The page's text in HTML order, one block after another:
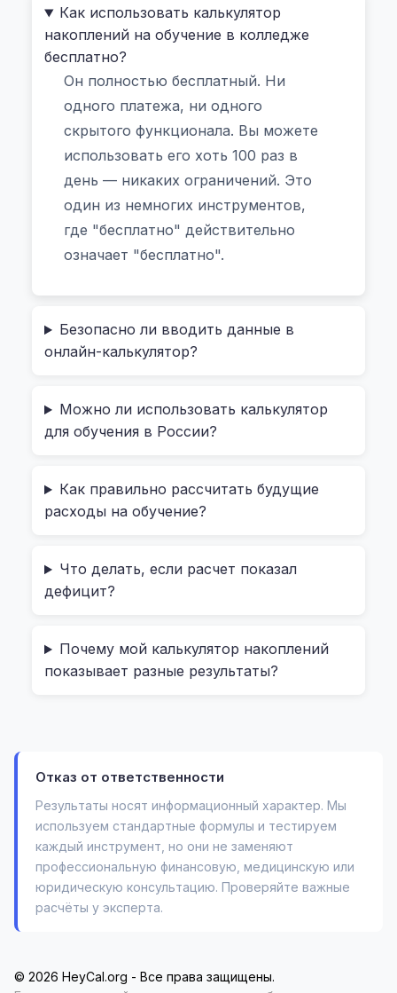
прямо в браузере — без регистрации, без
скачивания, без риска утечки данных. Все
мобильный телефон. Никакого обмена
информацией с серверами. Только вы, ваш
Как работает калькулятор —
без сложных формул, только
Представьте себе, что вы хотите узнать:
летнюю программу в США?" Всё, что нужно
текущие расходы на обучение (например,
$35 000 в год), инфляцию в сфере
доходность инвестиций (скажем, 6%
годовых). Инструмент сам рассчитает,
000) и какая ежемесячная сумма будет
необходима.
советском учебнике. Просто заполняете
поля, как в форме приложения, и получаете
ответ — сразу видно, есть ли дефицит или
избыток средств. И да, он работает и для
России: вы можете подставить рубли, а не
доллары, и использовать местные ставки по
Примеры из жизни: как это
Как использовать калькулятор
накоплений на обучение в колледже
бесплатно?
Он полностью бесплатный. Ни
одного платежа, ни одного
скрытого функционала. Вы можете
использовать его хоть 100 раз в
день — никаких ограничений. Это
один из немногих инструментов,
где "бесплатно" действительно
означает "бесплатно".
Безопасно ли вводить данные в
онлайн-калькулятор?
Можно ли использовать калькулятор
для обучения в России?
Как правильно рассчитать будущие
расходы на обучение?
Что делать, если расчет показал
дефицит?
Почему мой калькулятор накоплений
показывает разные результаты?
Отказ от ответственности
Результаты носят информационный характер. Мы
используем стандартные формулы и тестируем
каждый инструмент, но они не заменяют
профессиональную финансовую, медицинскую или
юридическую консультацию. Проверяйте важные
расчёты у эксперта.
© 2026 HeyCal.org - Все права защищены.